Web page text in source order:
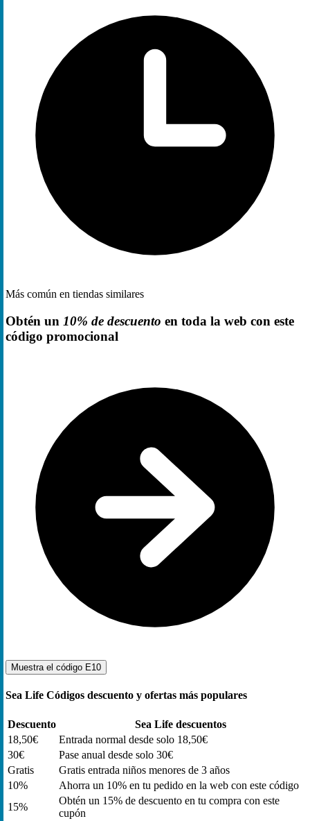
Más común en tiendas similares
Obtén un 10% de descuento en toda la web con este
código promocional
Muestra el código E10
Sea Life Códigos descuento y ofertas más populares
Descuento
Sea Life descuentos
18,50€
Entrada normal desde solo 18,50€
30€
Pase anual desde solo 30€
Gratis
Gratis entrada niños menores de 3 años
10%
Ahorra un 10% en tu pedido en la web con este código
15%
Obtén un 15% de descuento en tu compra con este
cupón